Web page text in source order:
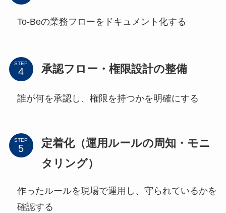
To-Beの業務フローをドキュメント化する
STEP 承認フロー・権限設計の整備
誰が何を承認し、権限を持つかを明確にする
STEP
定着化（運用ルールの周知・モニ
タリング）
作ったルールを現場で運用し、守られているかを
確認する